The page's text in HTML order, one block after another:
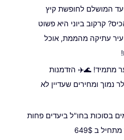
המושלם לחופשת קיץ
קרקוב ביוני היא פשוט
עיר עתיקה מהממת, אוכל
מתמיד! 🌊✈️ הזדמנות
נמוך ומחירים שעדיין לא
בסוכות בחו"ל ביעדים פחות
ב 649$